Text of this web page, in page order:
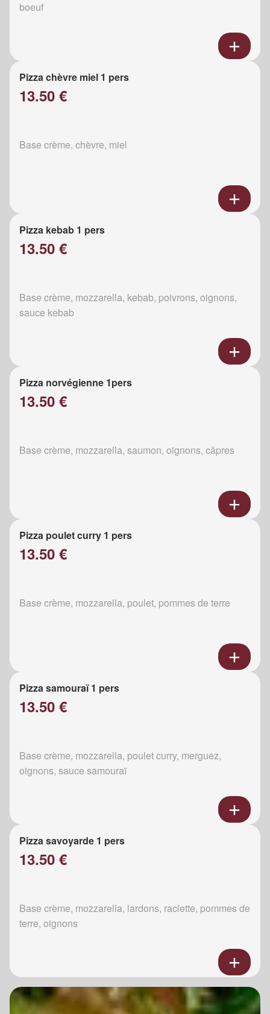
boeuf
Pizza chèvre miel 1 pers
13.50 €
Base crème, chèvre, miel
Pizza kebab 1 pers
13.50 €
Base crème, mozzarella, kebab, poivrons, oignons,
sauce kebab
Pizza norvégienne 1pers
13.50 €
Base crème, mozzarella, saumon, oignons, câpres
Pizza poulet curry 1 pers
13.50 €
Base crème, mozzarella, poulet, pommes de terre
Pizza samouraï 1 pers
13.50 €
Base crème, mozzarella, poulet curry, merguez,
oignons, sauce samouraï
Pizza savoyarde 1 pers
13.50 €
Base crème, mozzarella, lardons, raclette, pommes de
terre, oignons